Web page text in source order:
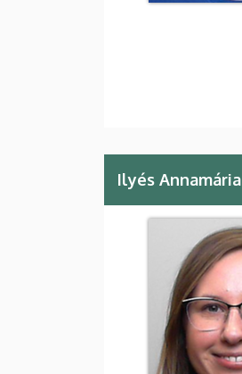
Ilyés Annamária